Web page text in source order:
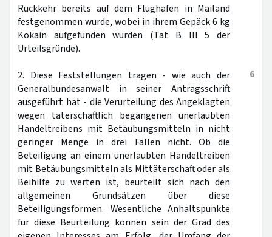
Rückkehr bereits auf dem Flughafen in Mailand
festgenommen wurde, wobei in ihrem Gepäck 6 kg
Kokain aufgefunden wurden (Tat B III 5 der
Urteilsgründe).
6
2. Diese Feststellungen tragen - wie auch der
Generalbundesanwalt in seiner Antragsschrift
ausgeführt hat - die Verurteilung des Angeklagten
wegen täterschaftlich begangenen unerlaubten
Handeltreibens mit Betäubungsmitteln in nicht
geringer Menge in drei Fällen nicht. Ob die
Beteiligung an einem unerlaubten Handeltreiben
mit Betäubungsmitteln als Mittäterschaft oder als
Beihilfe zu werten ist, beurteilt sich nach den
allgemeinen Grundsätzen über diese
Beteiligungsformen. Wesentliche Anhaltspunkte
für diese Beurteilung können sein der Grad des